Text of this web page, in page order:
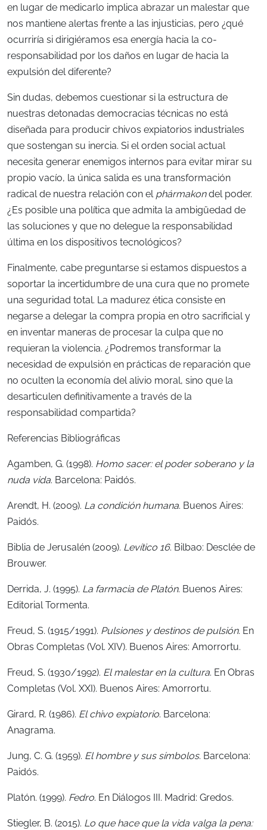
en lugar de medicarlo implica abrazar un malestar que
nos mantiene alertas frente a las injusticias, pero ¿qué
ocurriría si dirigiéramos esa energía hacia la co-
responsabilidad por los daños en lugar de hacia la
expulsión del diferente?
Sin dudas, debemos cuestionar si la estructura de
nuestras detonadas democracias técnicas no está
diseñada para producir chivos expiatorios industriales
que sostengan su inercia. Si el orden social actual
necesita generar enemigos internos para evitar mirar su
propio vacío, la única salida es una transformación
radical de nuestra relación con el phármakondel poder.
¿Es posible una política que admita la ambigüedad de
las soluciones y que no delegue la responsabilidad
última en los dispositivos tecnológicos?
Finalmente, cabe preguntarse si estamos dispuestos a
soportar la incertidumbre de una cura que no promete
una seguridad total. La madurez ética consiste en
negarse a delegar la compra propia en otro sacrificial y
en inventar maneras de procesar la culpa que no
requieran la violencia. ¿Podremos transformar la
necesidad de expulsión en prácticas de reparación que
no oculten la economía del alivio moral, sino que la
desarticulen definitivamente a través de la
responsabilidad compartida?
Referencias Bibliográficas
Agamben, G. (1998). Homo sacer: el poder soberano y la
nuda vida. Barcelona: Paidós.
Arendt, H. (2009). La condición humana. Buenos Aires:
Paidós.
Biblia de Jerusalén (2009). Levítico 16. Bilbao: Desclée de
Brouwer.
Derrida, J. (1995). La farmacia de Platón. Buenos Aires:
Editorial Tormenta.
Freud, S. (1915/1991). Pulsiones y destinos de pulsión. En
Obras Completas (Vol. XIV). Buenos Aires: Amorrortu.
Freud, S. (1930/1992). El malestar en la cultura. En Obras
Completas (Vol. XXI). Buenos Aires: Amorrortu.
Girard, R. (1986). El chivo expiatorio. Barcelona:
Anagrama.
Jung, C. G. (1959). El hombre y sus símbolos. Barcelona:
Paidós.
Platón. (1999). Fedro. En Diálogos III. Madrid: Gredos.
Stiegler, B. (2015). Lo que hace que la vida valga la pena: